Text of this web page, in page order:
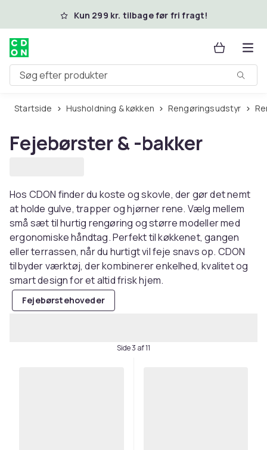
Spring til hovedindhold
Kun 299 kr. tilbage før fri fragt!
Søg efter produkter
Startside Husholdning & køkken Rengøringsudstyr
Fejebørster & -bakker
Hos CDON finder du koste og skovle, der gør det nemt
at holde gulve, trapper og hjørner rene. Vælg mellem
små sæt til hurtig rengøring og større modeller med
ergonomiske håndtag. Perfekt til køkkenet, gangen
eller terrassen, når du hurtigt vil feje snavs op. CDON
tilbyder værktøj, der kombinerer enkelhed, kvalitet og
smart design for et altid frisk hjem.
Fejebørstehoveder
Side 3 af 11